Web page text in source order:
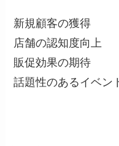
新規顧客の獲得
店舗の認知度向上
販促効果の期待
話題性のあるイベン